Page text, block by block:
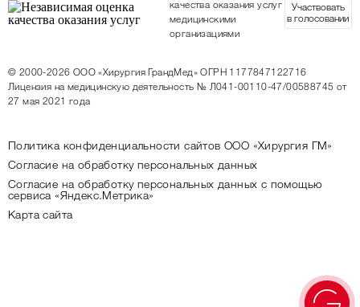
качества оказания услуг
медицинскими
организациями
Участвовать
в голосовании
© 2000-2026 ООО «Хирургия ГрандМед» ОГРН 1177847122716
Лицензия на медицинскую деятельность № Л041-00110-47/00588745 от
27 мая 2021 года
Политика конфиденциальности сайтов ООО «Хирургия ГМ»
Согласие на обработку персональных данных
Согласие на обработку персональных данных с помощью
сервиса «Яндекс.Метрика»
Карта сайта